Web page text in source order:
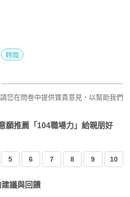
轉職
您在問卷中提供寶貴意見，以幫助我們
願推薦「104職場力」給親朋好
5 6 7 8 9 10
議與回饋